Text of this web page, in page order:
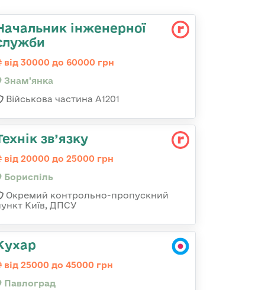
інженерної
від 30000 до 60000 грн
Знам'янка
Військова частина А1201
зв’язку
від 20000 до 25000 грн
Бориспіль
Окремий контрольно-пропускний
Київ, ДПСУ
від 25000 до 45000 грн
Павлоград